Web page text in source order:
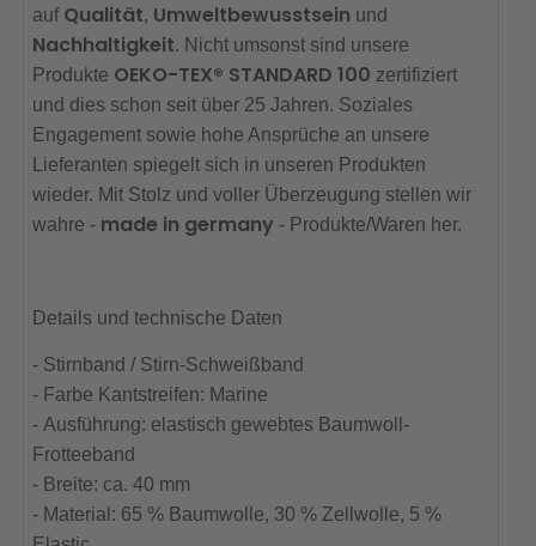
auf Qualität, Umweltbewusstsein und
Nachhaltigkeit. Nicht umsonst sind unsere
Produkte OEKO-TEX® STANDARD 100 zertifiziert
und dies schon seit über 25 Jahren. Soziales
Engagement sowie hohe Ansprüche an unsere
Lieferanten spiegelt sich in unseren Produkten
wieder. Mit Stolz und voller Überzeugung stellen wir
wahre - made in germany - Produkte/Waren her.
Details und technische Daten
- Stirnband / Stirn-Schweißband
- Farbe Kantstreifen: Marine
- Ausführung: elastisch gewebtes Baumwoll-
Frotteeband
- Breite: ca. 40 mm
- Material: 65 % Baumwolle, 30 % Zellwolle, 5 %